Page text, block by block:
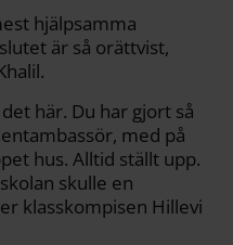
hjälpsamma
är så orättvist,
här. Du har gjort så
med på
hus. Alltid ställt upp.
skulle en
klasskompisen Hillevi